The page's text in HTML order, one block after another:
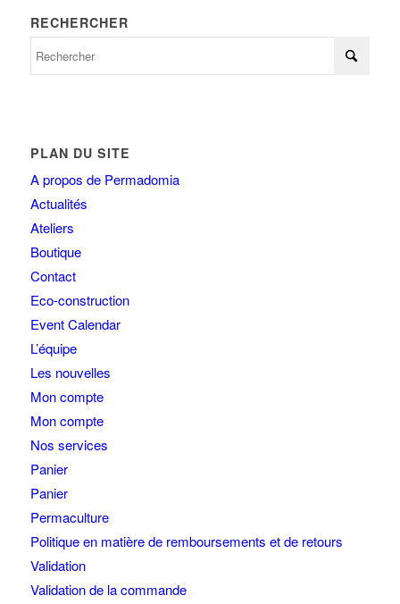
RECHERCHER
PLAN DU SITE
A propos de Permadomia
Actualités
Ateliers
Boutique
Contact
Eco-construction
Event Calendar
L’équipe
Les nouvelles
Mon compte
Mon compte
Nos services
Panier
Panier
Permaculture
Politique en matière de remboursements et de retours
Validation
Validation de la commande